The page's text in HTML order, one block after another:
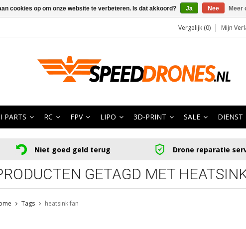
Vergelijk (0) Mijn
PARTS RC FPV LIPO 3D-PRINT SALE DIENST
Niet goed geld terug Drone reparatie
GETAGD MET
Tags heatsink fan
cookies op om onze website te verbeteren. Is dat akkoord? Ja Nee Meer